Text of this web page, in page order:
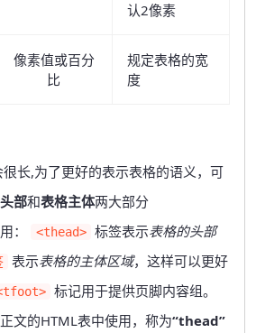
认2像素
像素值或百分
比
规定表格的宽
度
长,为了更好的表示表格的语义，可
部和表格主体两大部分
：
<thead> 标签表示表格的头部
表示表格的主体区域，这样可以更好
标记用于提供页脚内容组。
文的HTML表中使用，称为“thead”